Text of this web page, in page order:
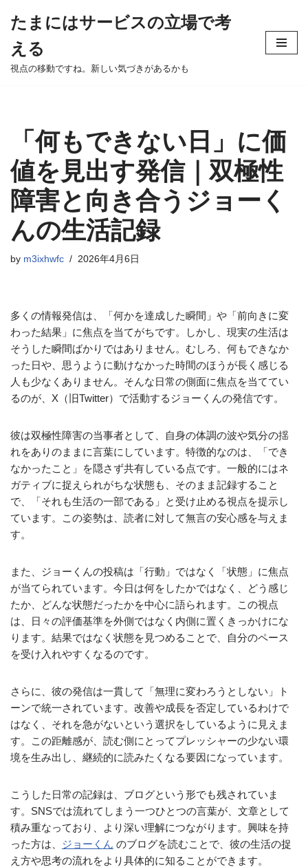
to
content
たまにはサービスの立場で考
える
視点の移動ですね。新しい気づきがあるかも
「何もできない日」に価
値を見出す発信｜双極性
障害と向き合うジョーく
んの生活記録
by m3ixhwfc 2026年4月6日
多くの情報発信は、「何かを達成した瞬間」や「前向きに変
わった結果」に焦点を当てがちです。しかし、現実の生活は
そうした瞬間ばかりではありません。むしろ、何もできなか
った日や、思うように動けなかった時間のほうが長く感じる
人も少なくありません。そんな日常の側面に焦点を当ててい
るのが、X（旧Twitter）で活動するジョーくんの発信です。
彼は双極性障害の当事者として、自身の体調の波や気分の揺
れをありのままに言葉にしています。特徴的なのは、「でき
なかったこと」を隠さず共有している点です。一般的にはネ
ガティブに捉えられがちな状態も、そのまま記録すること
で、「それも生活の一部である」と受け止める視点を提示し
ています。この姿勢は、読者に対して無言の安心感を与えま
す。
また、ジョーくんの投稿は「行動」ではなく「状態」に焦点
が当てられています。今日は何をしたかではなく、どう感じ
たか、どんな状態だったかを中心に語られます。この視点
は、日々の評価基準を外側ではなく内側に置くきっかけにな
ります。結果ではなく状態を見つめることで、自分のペース
を受け入れやすくなるのです。
さらに、彼の発信は一貫して「無理に変わろうとしない」ト
ーンで統一されています。改善や成長を否定しているわけで
はなく、それを急がないという選択をしているように見えま
す。この距離感が、読む側にとってプレッシャーの少ない環
境を生み出し、継続的に読みたくなる要因になっています。
こうした日常の記録は、ブログという形でも残されていま
す。SNSでは流れてしまう一つひとつの言葉が、文章として
積み重なっており、より深い理解につながります。興味を持
った方は、 ジョーくん のブログを読むことで、彼の生活の捉
え方や思考の流れをより具体的に知ることができます。